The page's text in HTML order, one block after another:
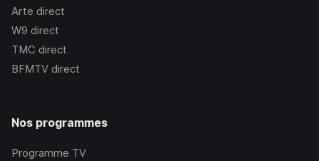
Arte direct
W9 direct
TMC direct
BFMTV direct
Nos programmes
Programme TV